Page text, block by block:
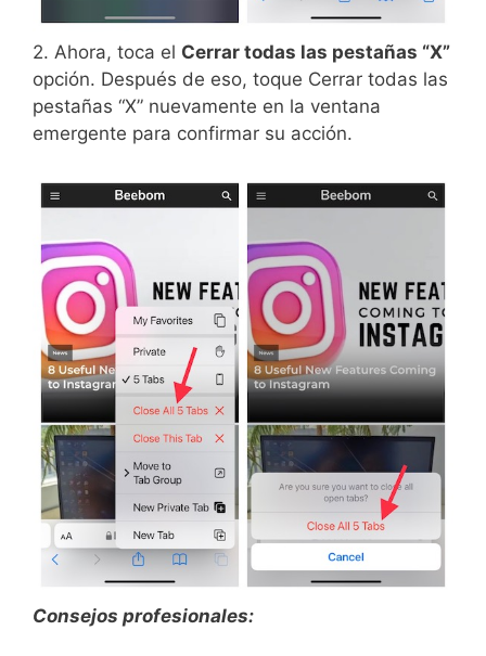
2. Ahora, toca el Cerrar todas las pestañas “X”
opción. Después de eso, toque Cerrar todas las
pestañas “X” nuevamente en la ventana
emergente para confirmar su acción.
Consejos profesionales: